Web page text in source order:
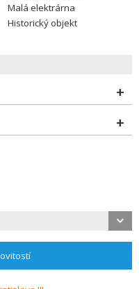
Malá elektrárna
Historický objekt